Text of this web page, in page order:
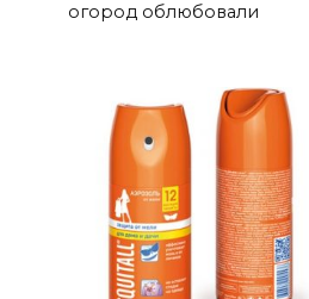
огород облюбовали